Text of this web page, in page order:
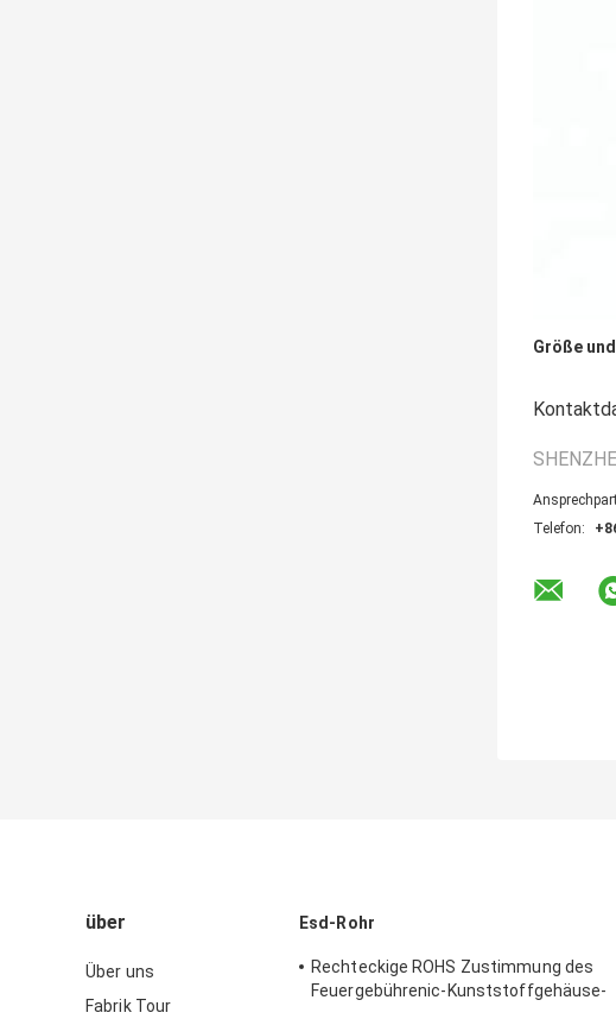
Größe
Telefon:
über
Über uns
Fabrik Tour
Esd-Rohr
Rechteckige ROHS Zustimmung des
Feuergebührenic-Kunststoffgehäuse-